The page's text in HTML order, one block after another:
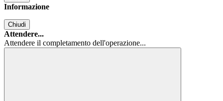
Informazione
Chiudi
Attendere...
Attendere il completamento dell'operazione...